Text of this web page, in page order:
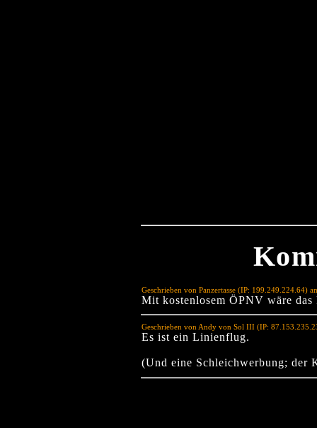
Geschrieben von Panzertasse (IP: 199.249.224.64)
Mit kostenlosem ÖPNV wäre das
Geschrieben von Andy von Sol III (IP:
Es ist ein Linienflug.
(Und eine Schleichwerbung; der